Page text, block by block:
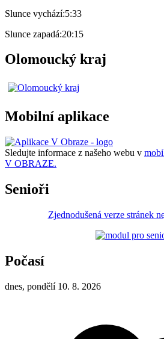
Slunce vychází:5:33
Slunce zapadá:20:15
Olomoucký kraj
Mobilní aplikace
Sledujte informace z našeho webu v
V OBRAZE.
Senioři
Zjednodušená verze stránek
Počasí
dnes, pondělí 10. 8. 2026